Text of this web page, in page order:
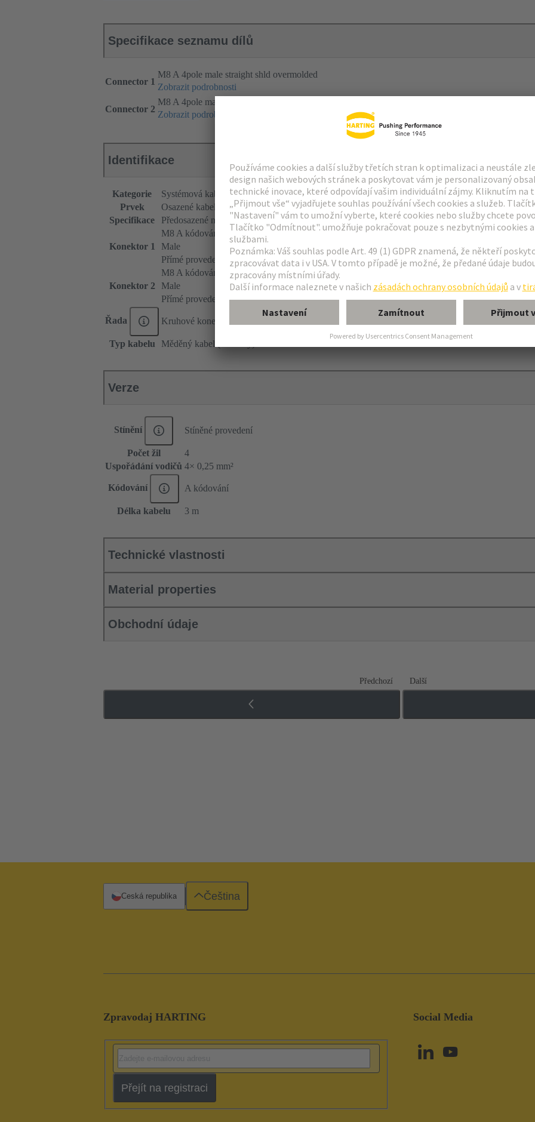
Specifikace seznamu dílů
Connector 1
M8 A 4pole male straight shld overmolded
Zobrazit podrobnosti
Connector 2
M8 A 4pole male straight shld overmolded
Zobrazit podrobnosti
Identifikace
Kategorie
Systémová kabeláž
Prvek
Osazené kabely
Specifikace
Předosazené na obou stranách
Konektor 1
M8 A kódování
Male
Přímé provedení
Konektor 2
M8 A kódování
Male
Přímé provedení
Řada Kruhové konektory M8
Typ kabelu Měděný kabel (kruhový)
Verze
Stínění Stíněné provedení
Počet žil
4
Uspořádání vodičů 4× 0,25 mm²
Kódování A kódování
Délka kabelu 3 m
Technické vlastnosti
Material properties
Obchodní údaje
Předchozí Další
Zpravodaj HARTING
Přejít na registraci
Social Media
Česká republika Čeština